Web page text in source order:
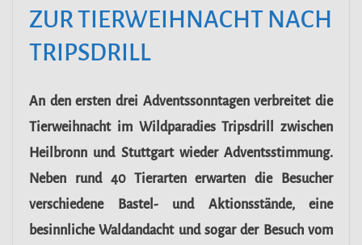
ZUR TIERWEIHNACHT NACH
TRIPSDRILL
An den ersten drei Adventssonntagen verbreitet die
Tierweihnacht im Wildparadies Tripsdrill zwischen
Heilbronn und Stuttgart wieder Adventsstimmung.
Neben rund 40 Tierarten erwarten die Besucher
verschiedene Bastel- und Aktionsstände, eine
besinnliche Waldandacht und sogar der Besuch vom